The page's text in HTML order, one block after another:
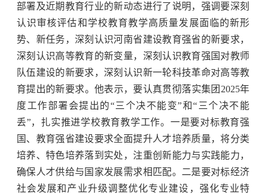
部署及近期教育行业的新动态进行了说明，强调要深刻
认识审核评估和学校教育教学高质量发展面临的新形
势、新任务，深刻认识河南省建设教育强省的新要求，
深刻认识高等教育的新变量，深刻认识教育强国对教师
队伍建设的新要求，深刻认识新一轮科技革命对高等教
育提出的新要求。他表示，要认真贯彻落实集团2025年
度工作部署会提出的“三个决不能变”和“三个决不能
丢”，扎实推进学校教育教学工作。一是要对标教育强
国、教育强省建设要求全面提升人才培养质量，将分类
培养、特色培养落到实处，注重创新能力与实践能力，
确保人才供给与国家发展需求相匹配。二是要对标经济
社会发展和产业升级调整优化专业建设，强化专业特